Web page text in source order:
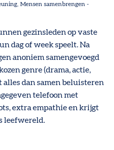
Mensen samenbrengen -
gezinsleden op vaste
dag of week speelt. Na
anoniem samengevoegd
genre (drama, actie,
dan samen beluisteren
telefoon met
extra empathie en krijgt
leefwereld.